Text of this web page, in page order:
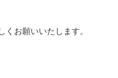
お願いいたします。